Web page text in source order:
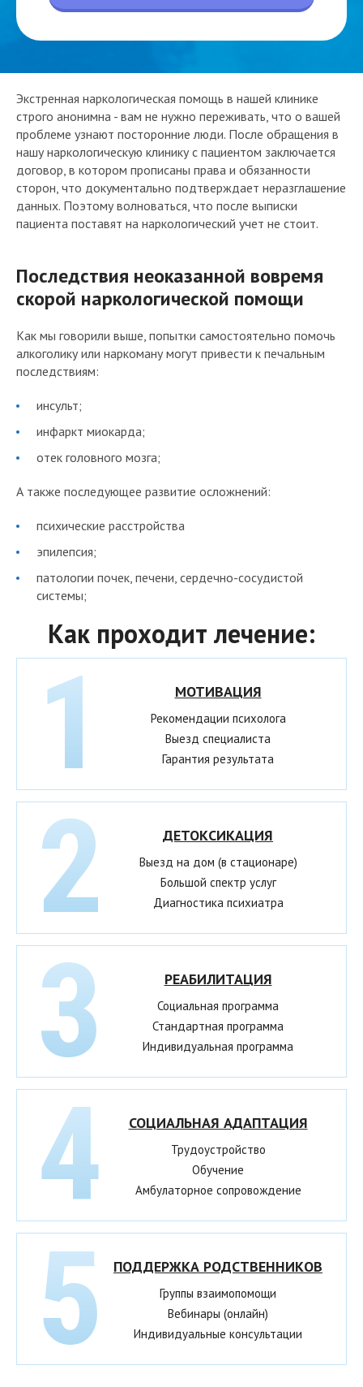
Экстренная наркологическая помощь в нашей клинике
строго анонимна - вам не нужно переживать, что о вашей
проблеме узнают посторонние люди. После обращения в
нашу наркологическую клинику с пациентом заключается
договор, в котором прописаны права и обязанности
сторон, что документально подтверждает неразглашение
данных. Поэтому волноваться, что после выписки
пациента поставят на наркологический учет не стоит.
Последствия неоказанной вовремя
скорой наркологической помощи
Как мы говорили выше, попытки самостоятельно помочь
алкоголику или наркоману могут привести к печальным
последствиям:
инсульт;
инфаркт миокарда;
отек головного мозга;
А также последующее развитие осложнений:
психические расстройства
эпилепсия;
патологии почек, печени, сердечно-сосудистой
системы;
Как проходит лечение:
МОТИВАЦИЯ
Рекомендации психолога
Выезд специалиста
Гарантия результата
ДЕТОКСИКАЦИЯ
Выезд на дом (в стационаре)
Большой спектр услуг
Диагностика психиатра
РЕАБИЛИТАЦИЯ
Социальная программа
Стандартная программа
Индивидуальная программа
СОЦИАЛЬНАЯ АДАПТАЦИЯ
Трудоустройство
Обучение
Амбулаторное сопровождение
ПОДДЕРЖКА РОДСТВЕННИКОВ
Группы взаимопомощи
Вебинары (онлайн)
Индивидуальные консультации